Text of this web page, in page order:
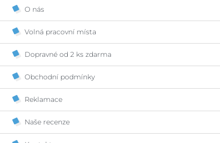
O nás
Volná pracovní místa
Dopravné od 2 ks zdarma
Obchodní podmínky
Reklamace
Naše recenze